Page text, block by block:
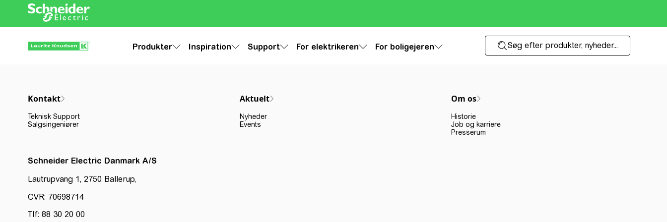
Produkter Inspiration Support For elektrikeren For boligejeren Søg efter produkter, nyheder...
Kontakt
Teknisk Support
Salgsingeniører
Aktuelt
Nyheder
Events
Om os
Historie
Job og karriere
Presserum
Schneider Electric Danmark A/S
Lautrupvang 1, 2750 Ballerup,
CVR: 70698714
Tlf: 88 30 20 00